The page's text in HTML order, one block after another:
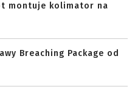
montuje kolimator na
Breaching Package od